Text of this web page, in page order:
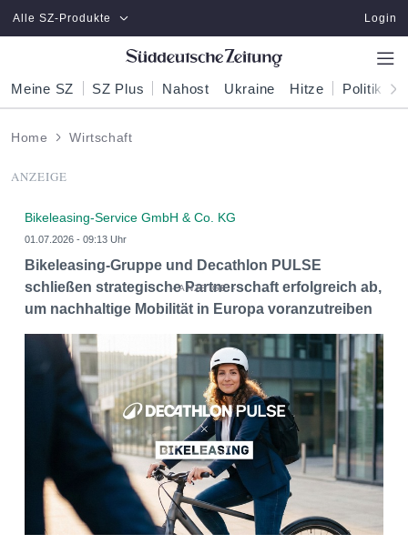
Zum Hauptinhalt springen
Alle SZ-Produkte Login
Meine SZ SZ Plus Nahost Ukraine Hitze Politik
Home Wirtschaft
ANZEIGE
Bikeleasing-Service GmbH & Co. KG
01.07.2026 - 09:13 Uhr
Bikeleasing-Gruppe und Decathlon PULSE
schließen strategische Partnerschaft erfolgreich ab,
um nachhaltige Mobilität in Europa voranzutreiben